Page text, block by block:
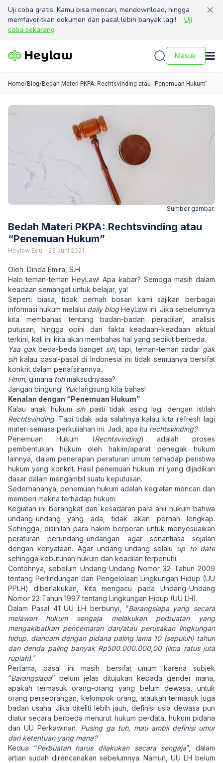
Uji coba gratis, Kamu bisa mencari, mendownload, hingga
memfavoritkan dokumen dan pasal lebih banyak lagi!
Uji
coba sekarang
Masuk
Home/Blog/Bedah Materi PKPA: Rechtsvinding atau “Penemuan Hukum”
Sumber gambar:
Bedah Materi PKPA: Rechtsvinding atau
“Penemuan Hukum”
Heylaw Edu - 23 Juni 2021
Oleh: Dinda Emira, S.H
Halo teman-teman HeyLaw! Apa kabar? Semoga masih dalam
keadaan semangat untuk belajar, ya!
Seperti biasa, tidak pernah bosan kami sajikan berbagai
informasi hukum melalui daily blogHeyLaw ini. Jika sebelumnya
kita membahas tentang badan-badan peradilan, analisis
putusan, hingga opini dan fakta keadaan-keadaan aktual
terkini, kali ini kita akan membahas hal yang sedikit berbeda.
Yaa gakbeda-beda banget sih, tapi, teman-teman sadar gak
sih kalau pasal-pasal di Indonesia ini tidak semuanya bersifat
konkrit dalam penafsirannya..
Hmm, gimana tuhmaksudnyaaa?
Jangan bingung! Yuklangsung kita bahas!
Kenalan dengan “Penemuan Hukum”
Kalau anak hukum sihpasti tidak asing lagi dengan istilah
Rechtsvinding. Tapi tidak ada salahnya kalau kita refresh lagi
materi semasa perkuliahan ini. Jadi, apa itu rechtsvinding?
Penemuan Hukum (Rechtsvinding) adalah proses
pembentukan hukum oleh hakim/aparat penegak hukum
lainnya, dalam penerapan peraturan umum terhadap peristiwa
hukum yang konkrit. Hasil penemuan hukum ini yang dijadikan
dasar dalam mengambil suatu keputusan.
Sederhananya, penemuan hukum adalah kegiatan mencari dan
memberi makna terhadap hukum.
Kegiatan ini berangkat dari kesadaran para ahli hukum bahwa
undang-undang yang ada, tidak akan pernah lengkap.
Sehingga, disinilah para hakim berperan untuk menyesuaikan
peraturan perundang-undangan agar senantiasa sejalan
dengan kenyataan. Agar undang-undang selalu up to date
sehingga kebutuhan hukum dan keadilan terpenuhi.
Contohnya, sebelum Undang-Undang Nomor 32 Tahun 2009
tentang Perlindungan dan Pengelolaan Lingkungan Hidup (UU
PPLH) diberlakukan, kita mengacu pada Undang-Undang
Nomor 23 Tahun 1997 tentang Lingkungan Hidup (UU LH).
Dalam Pasal 41 UU LH berbunyi, “Barangsiapa yang secara
melawan hukum sengaja melakukan perbuatan yang
mengakibatkan pencemaran dan/atau perusakan lingkungan
hidup, diancam dengan pidana paling lama 10 (sepuluh) tahun
dan denda paling banyak Rp500.000.000,00 (lima ratus juta
rupiah).”
Pertama, pasal ini masih bersifat umum karena subjek
“Barangsiapa” belum jelas ditujukan kepada gender mana,
apakah termasuk orang-orang yang belum dewasa, untuk
orang perseorangan, kelompok orang, ataukah termasuk juga
badan usaha. Jika diteliti lebih jauh, definisi usia dewasa pun
diatur secara berbeda menurut hukum perdata, hukum pidana
dan UU Perkawinan. Pusing ga tuh, mau ambil definisi umur
dari ketentuan yang mana?
Kedua “Perbuatan harus dilakukan secara sengaja”, dalam
artian sudah direncanakan sebelumnya. Namun, UU LH belum